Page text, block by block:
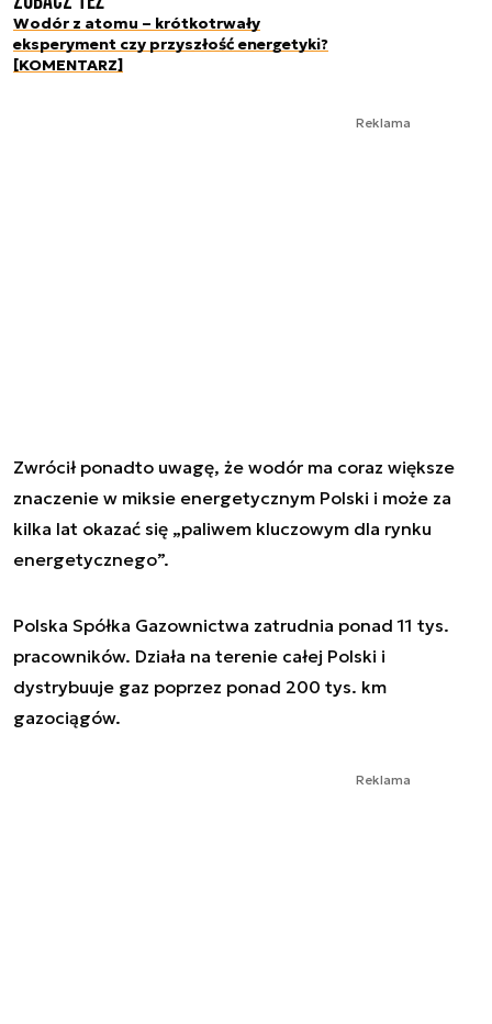
Wodór z atomu – krótkotrwały
eksperyment czy przyszłość energetyki?
[KOMENTARZ]
Reklama
Zwrócił ponadto uwagę, że wodór ma coraz większe
znaczenie w miksie energetycznym Polski i może za
kilka lat okazać się „paliwem kluczowym dla rynku
energetycznego”.
Polska Spółka Gazownictwa zatrudnia ponad 11 tys.
pracowników. Działa na terenie całej Polski i
dystrybuuje gaz poprzez ponad 200 tys. km
gazociągów.
Reklama